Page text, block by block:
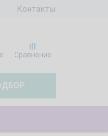
Контакты
Сравнение